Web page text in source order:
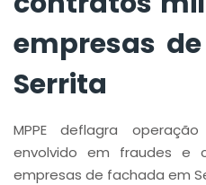
empresas
Serrita
MPPE deflagra
envolvido em fraudes e
empresas de fachada em